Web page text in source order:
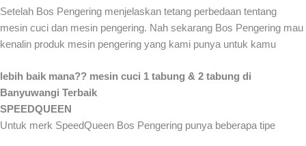
Setelah Bos Pengering menjelaskan tetang perbedaan tentang
mesin cuci dan mesin pengering. Nah sekarang Bos Pengering mau
kenalin produk mesin pengering yang kami punya untuk kamu
lebih baik mana?? mesin cuci 1 tabung & 2 tabung di
Banyuwangi Terbaik
SPEEDQUEEN
Untuk merk SpeedQueen Bos Pengering punya beberapa tipe